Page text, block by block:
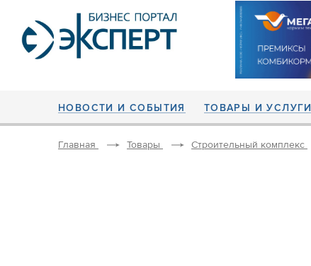
НОВОСТИ И СОБЫТИЯ ТОВАРЫ И УСЛУГИ
Главная Товары Строительный комплекс